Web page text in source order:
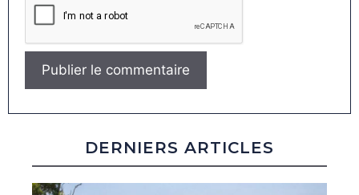
DERNIERS ARTICLES